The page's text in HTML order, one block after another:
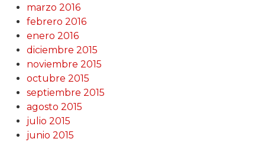
marzo 2016
febrero 2016
enero 2016
diciembre 2015
noviembre 2015
octubre 2015
septiembre 2015
agosto 2015
julio 2015
junio 2015